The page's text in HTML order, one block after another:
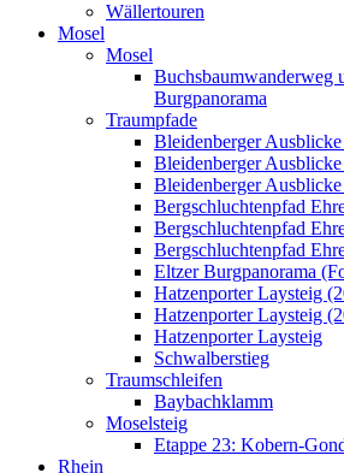
Wällertouren
Mosel
Mosel
Buchsbaumwanderweg
Burgpanorama
Traumpfade
Bleidenberger
Bleidenberger
Bleidenberger
Bergschluchtenpfad
Bergschluchtenpfad
Bergschluchtenpfad
Eltzer Burgpanorama
Hatzenporter Laysteig
Hatzenporter Laysteig
Hatzenporter Laysteig
Schwalberstieg
Traumschleifen
Baybachklamm
Moselsteig
Etappe 23: Kobern-
Rhein